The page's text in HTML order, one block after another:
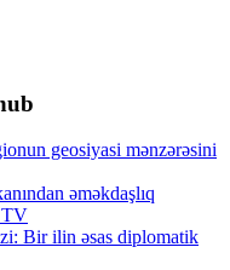
geosiyasi mənzərəsini
əməkdaşlıq
TV
Bir ilin əsas diplomatik